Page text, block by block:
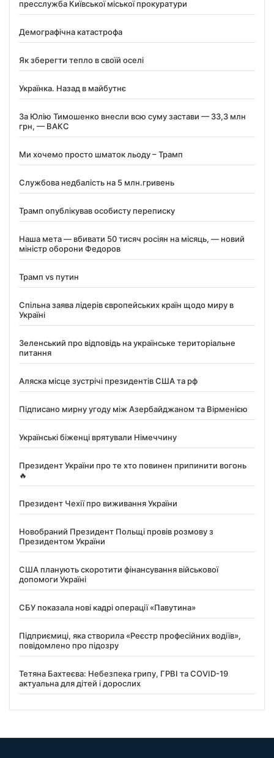
пресслужба Київської міської прокуратури
Демографічна катастрофа
Як зберегти тепло в своїй оселі
Українка. Назад в майбутнє
За Юлію Тимошенко внесли всю суму застави — 33,3 млн
грн, — ВАКС
Ми хочемо просто шматок льоду – Трамп
Службова недбалість на 5 млн.гривень
Трамп опублікував особисту переписку
Наша мета — вбивати 50 тисяч росіян на місяць, — новий
міністр оборони Федоров
Трамп vs путин
Спільна заява лідерів європейських країн щодо миру в
Україні
Зеленський про відповідь на українське територіальне
питання
Аляска місце зустрічі президентів США та рф
Підписано мирну угоду між Азербайджаном та Вірменією
Українські біженці врятували Німеччину
Президент України про те хто повинен припинити вогонь
🔥
Президент Чехії про виживання України
Новобраний Президент Польщі провів розмову з
Президентом України
США планують скоротити фінансування військової
допомоги Україні
СБУ показала нові кадрі операції «Павутина»
Підприємиці, яка створила «Реєстр професійних водіїв»,
повідомлено про підозру
Тетяна Бахтеєва: Небезпека грипу, ГРВІ та COVID-19
актуальна для дітей і дорослих